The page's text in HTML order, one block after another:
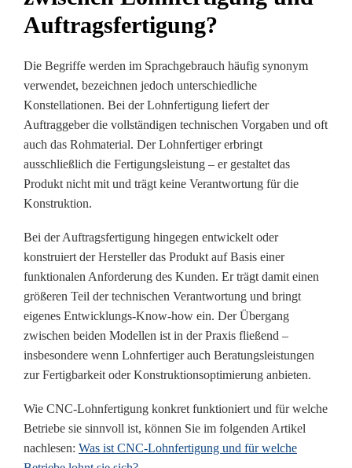
Auftragsfertigung?
Die Begriffe werden im Sprachgebrauch häufig synonym
verwendet, bezeichnen jedoch unterschiedliche
Konstellationen. Bei der Lohnfertigung liefert der
Auftraggeber die vollständigen technischen Vorgaben und oft
auch das Rohmaterial. Der Lohnfertiger erbringt
ausschließlich die Fertigungsleistung – er gestaltet das
Produkt nicht mit und trägt keine Verantwortung für die
Konstruktion.
Bei der Auftragsfertigung hingegen entwickelt oder
konstruiert der Hersteller das Produkt auf Basis einer
funktionalen Anforderung des Kunden. Er trägt damit einen
größeren Teil der technischen Verantwortung und bringt
eigenes Entwicklungs-Know-how ein. Der Übergang
zwischen beiden Modellen ist in der Praxis fließend –
insbesondere wenn Lohnfertiger auch Beratungsleistungen
zur Fertigbarkeit oder Konstruktionsoptimierung anbieten.
Wie CNC-Lohnfertigung konkret funktioniert und für welche
Betriebe sie sinnvoll ist, können Sie im folgenden Artikel
nachlesen: Was ist CNC-Lohnfertigung und für welche